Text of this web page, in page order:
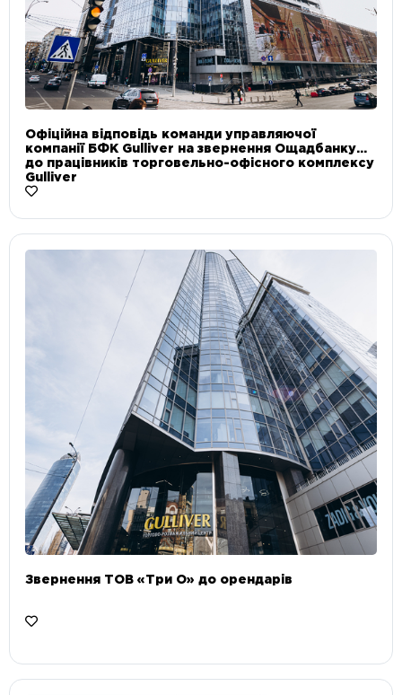
Офіційна відповідь команди управляючої
компанії БФК Gulliver на звернення Ощадбанку
до працівників торговельно-офісного комплексу
Gulliver
Звернення ТОВ «Три О» до орендарів